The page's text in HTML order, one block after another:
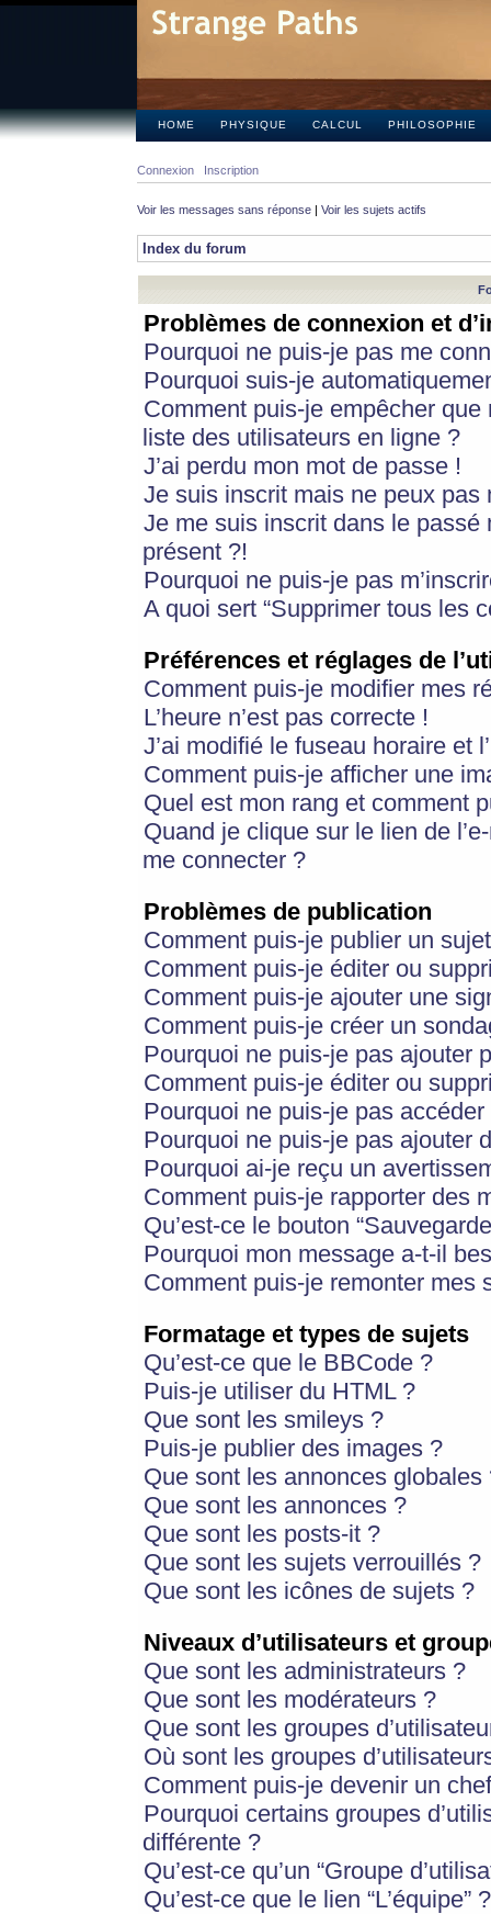
HOME PHYSIQUE CALCUL PHILOSOPHIE
Connexion Inscription
Voir les messages sans réponse | Voir les sujets actifs
Index du forum
Problèmes de connexion et
Pourquoi ne puis-je pas me
Pourquoi suis-je
Comment puis-je empêcher
liste des utilisateurs en ligne ?
J’ai perdu mon mot de passe !
Je suis inscrit mais ne peux pas
Je me suis inscrit dans le
présent ?!
Pourquoi ne puis-je pas
A quoi sert “Supprimer tous les
Préférences et réglages de
Comment puis-je modifier mes
L’heure n’est pas correcte !
J’ai modifié le fuseau horaire et
Comment puis-je afficher une
Quel est mon rang et comment
Quand je clique sur le lien de
me connecter ?
Problèmes de publication
Comment puis-je publier un
Comment puis-je éditer ou
Comment puis-je ajouter une
Comment puis-je créer un
Pourquoi ne puis-je pas ajouter
Comment puis-je éditer ou
Pourquoi ne puis-je pas
Pourquoi ne puis-je pas ajouter
Pourquoi ai-je reçu un
Comment puis-je rapporter des
Qu’est-ce le bouton
Pourquoi mon message a-t-il
Comment puis-je remonter mes
Formatage et types de sujets
Qu’est-ce que le BBCode ?
Puis-je utiliser du HTML ?
Que sont les smileys ?
Puis-je publier des images ?
Que sont les annonces globales
Que sont les annonces ?
Que sont les posts-it ?
Que sont les sujets verrouillés ?
Que sont les icônes de sujets ?
Niveaux d’utilisateurs et
Que sont les administrateurs ?
Que sont les modérateurs ?
Que sont les groupes
Où sont les groupes
Comment puis-je devenir un
Pourquoi certains groupes
différente ?
Qu’est-ce qu’un “Groupe
Qu’est-ce que le lien “L’équipe” ?